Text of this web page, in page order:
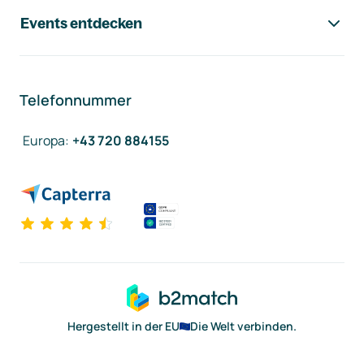
Events entdecken
Telefonnummer
Europa: +43 720 884155
Hergestellt in der EU
Die Welt verbinden.